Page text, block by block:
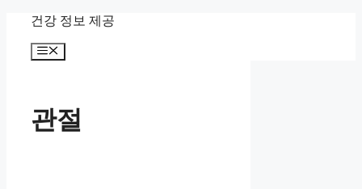
건강 정보 제공
메
관절